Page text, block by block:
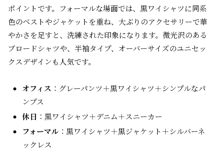
ポイントです。フォーマルな場面では、黒ワイシャツに同系
色のベストやジャケットを重ね、大ぶりのアクセサリーで華
やかさを足すと、洗練された印象になります。微光沢のある
ブロードシャツや、半袖タイプ、オーバーサイズのユニセッ
クスデザインも人気です。
オフィス ：グレーパンツ＋黒ワイシャツ＋シンプルなパ
ンプス
休日 ：黒ワイシャツ＋デニム＋スニーカー
フォーマル ：黒ワイシャツ＋黒ジャケット＋シルバーネ
ックレス